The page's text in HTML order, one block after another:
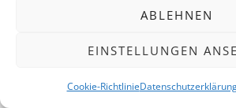
ABLEHNEN
EINSTELLUNGEN
Cookie-Richtlinie